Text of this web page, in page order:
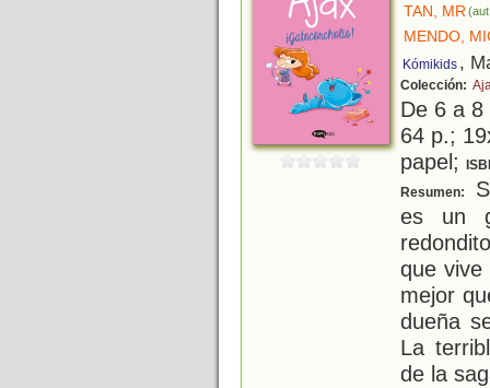
TAN, MR
MENDO,
Kómikids ,
Colección:
De 6 a
64 p.;
papel;
Resumen:
es un
que vive
mejor
dueña
La
de la